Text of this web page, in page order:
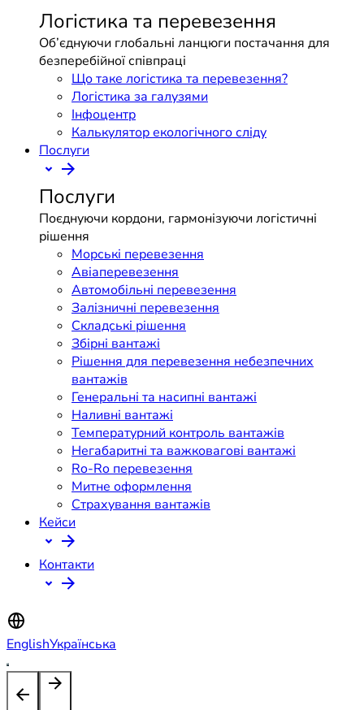
Логістика та перевезення
Об’єднуючи глобальні ланцюги постачання для
безперебійної співпраці
Що таке логістика та перевезення?
Логістика за галузями
Інфоцентр
Калькулятор екологічного сліду
Послуги
Послуги
Поєднуючи кордони, гармонізуючи логістичні
рішення
Морські перевезення
Авіаперевезення
Автомобільні перевезення
Залізничні перевезення
Складські рішення
Збірні вантажі
Рішення для перевезення небезпечних
вантажів
Генеральні та насипні вантажі
Наливні вантажі
Температурний контроль вантажів
Негабаритні та важковагові вантажі
Ro-Ro перевезення
Митне оформлення
Страхування вантажів
Кейси
Контакти
EnglishУкраїнська